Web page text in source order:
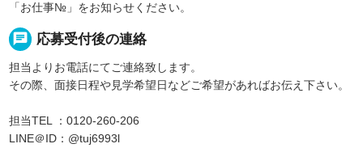
「お仕事№」をお知らせください。
chat 応募受付後の連絡
担当よりお電話にてご連絡致します。
その際、面接日程や見学希望日などご希望があればお伝え下さい。
担当TEL ：0120-260-206
LINE＠ID：@tuj6993l